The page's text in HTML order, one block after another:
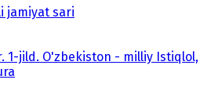
jamiyat sari
1-jild. O'zbekiston - milliy Istiqlol,